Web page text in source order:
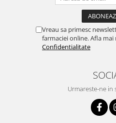
Vreau sa primesc
farmaciei online. Afla mai
Confidentialitate
Urmareste-ne in